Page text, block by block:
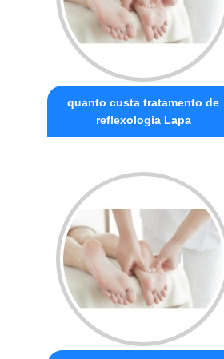
quanto custa tratamento de
reflexologia Lapa